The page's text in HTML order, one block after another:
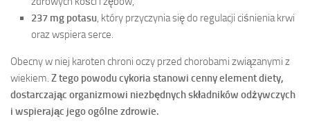
237 mg potasu, który przyczynia się do regulacji ciśnienia krwi
oraz wspiera serce.
Obecny w niej karoten chroni oczy przed chorobami związanymi z
wiekiem. Z tego powodu cykoria stanowi cenny element diety,
dostarczając organizmowi niezbędnych składników odżywczych
i wspierając jego ogólne zdrowie.